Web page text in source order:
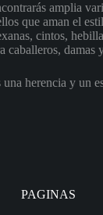
amplia
que aman el
cintos,
caballeros, damas
herencia y un
PAGINAS